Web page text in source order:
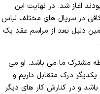
اغاز شد. در نهایت این
در سریال های مختلف لباس
دلیل بعد از مراسم عقد یک
مشترک ما می باشد. او می
درک متقابل داریم و
و در کنارش کار های دیگر